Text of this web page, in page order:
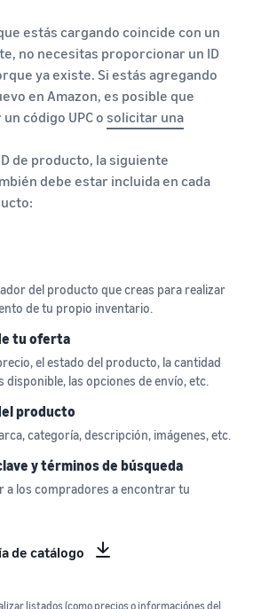
estás cargando coincide con un
no necesitas proporcionar un ID
ya existe. Si estás agregando
en Amazon, es posible que
código UPC o solicitar una
de producto, la siguiente
debe estar incluida en cada
del producto que creas para realizar
de tu propio inventario.
tu oferta
el estado del producto, la cantidad
disponible, las opciones de envío, etc.
producto
categoría, descripción, imágenes, etc.
y términos de búsqueda
a los compradores a encontrar tu
de catálogo
listados (como precios o informaciónes del